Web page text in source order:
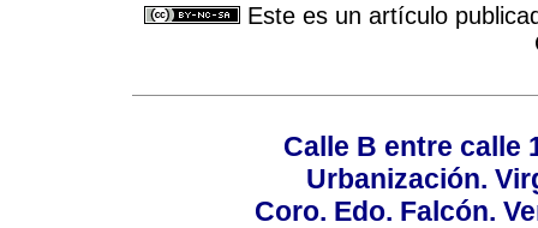
Este es un artículo
Calle B entre calle
Urbanización.
Coro. Edo. Falcón.